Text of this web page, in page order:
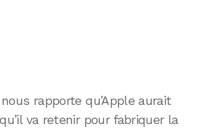
rapporte qu’Apple aurait
va retenir pour fabriquer la